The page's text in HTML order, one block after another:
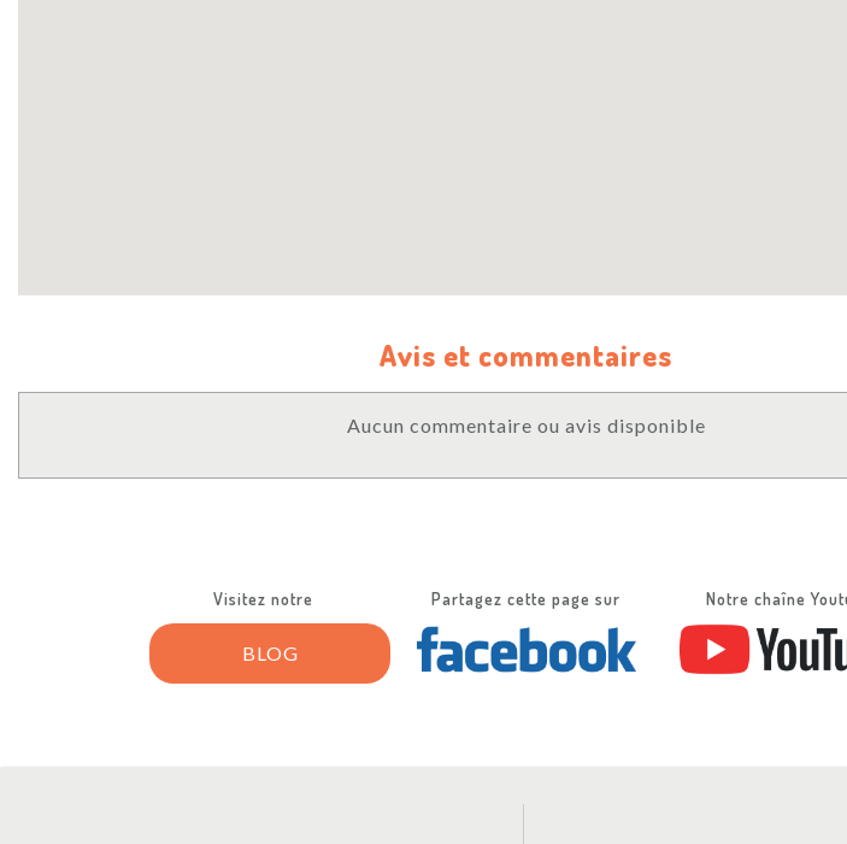
Avis et commentaires
Aucun commentaire ou avis disponible
Visitez notre
BLOG
Partagez cette page sur Notre chaîne